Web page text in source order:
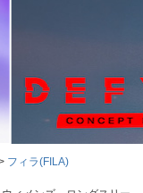
フィラ(FILA)